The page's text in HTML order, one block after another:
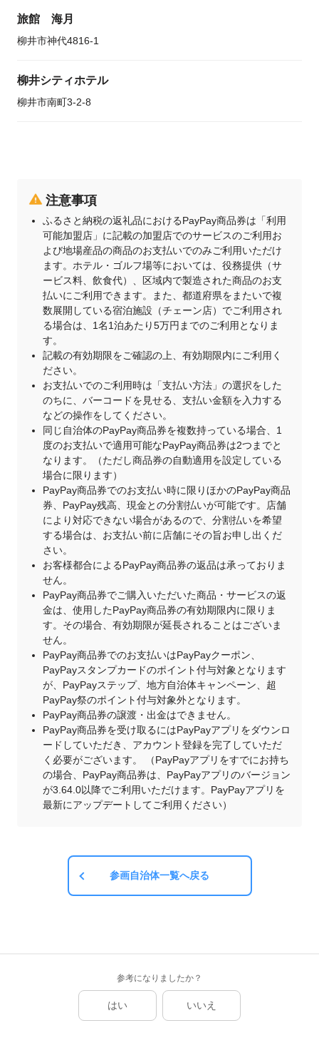
旅館 海月
柳井市神代4816-1
柳井シティホテル
柳井市南町3-2-8
注意事項
ふるさと納税の返礼品におけるPayPay商品券は「利用
可能加盟店」に記載の加盟店でのサービスのご利用お
よび地場産品の商品のお支払いでのみご利用いただけ
ます。ホテル・ゴルフ場等においては、役務提供（サ
ービス料、飲食代）、区域内で製造された商品のお支
払いにご利用できます。また、都道府県をまたいで複
数展開している宿泊施設（チェーン店）でご利用され
る場合は、1名1泊あたり5万円までのご利用となりま
す。
記載の有効期限をご確認の上、有効期限内にご利用く
ださい。
お支払いでのご利用時は「支払い方法」の選択をした
のちに、バーコードを見せる、支払い金額を入力する
などの操作をしてください。
同じ自治体のPayPay商品券を複数持っている場合、1
度のお支払いで適用可能なPayPay商品券は2つまでと
なります。（ただし商品券の自動適用を設定している
場合に限ります）
PayPay商品券でのお支払い時に限りほかのPayPay商品
券、PayPay残高、現金との分割払いが可能です。店舗
により対応できない場合があるので、分割払いを希望
する場合は、お支払い前に店舗にその旨お申し出くだ
さい。
お客様都合によるPayPay商品券の返品は承っておりま
せん。
PayPay商品券でご購入いただいた商品・サービスの返
金は、使用したPayPay商品券の有効期限内に限りま
す。その場合、有効期限が延長されることはございま
せん。
PayPay商品券でのお支払いはPayPayクーポン、
PayPayスタンプカードのポイント付与対象となります
が、PayPayステップ、地方自治体キャンペーン、超
PayPay祭のポイント付与対象外となります。
PayPay商品券の譲渡・出金はできません。
PayPay商品券を受け取るにはPayPayアプリをダウンロ
ードしていただき、アカウント登録を完了していただ
く必要がございます。 （PayPayアプリをすでにお持ち
の場合、PayPay商品券は、PayPayアプリのバージョン
が3.64.0以降でご利用いただけます。PayPayアプリを
最新にアップデートしてご利用ください）
参画自治体一覧へ戻る
参考になりましたか？
はい いいえ